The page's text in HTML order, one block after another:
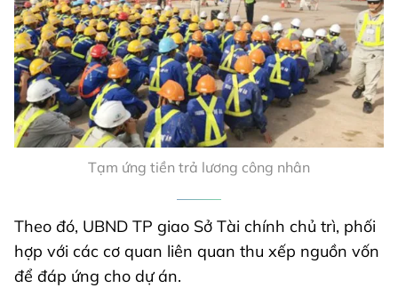
Tạm ứng tiền trả lương công nhân
Theo đó, UBND TP giao Sở Tài chính chủ trì, phối
hợp với các cơ quan liên quan thu xếp nguồn vốn
để đáp ứng cho dự án.